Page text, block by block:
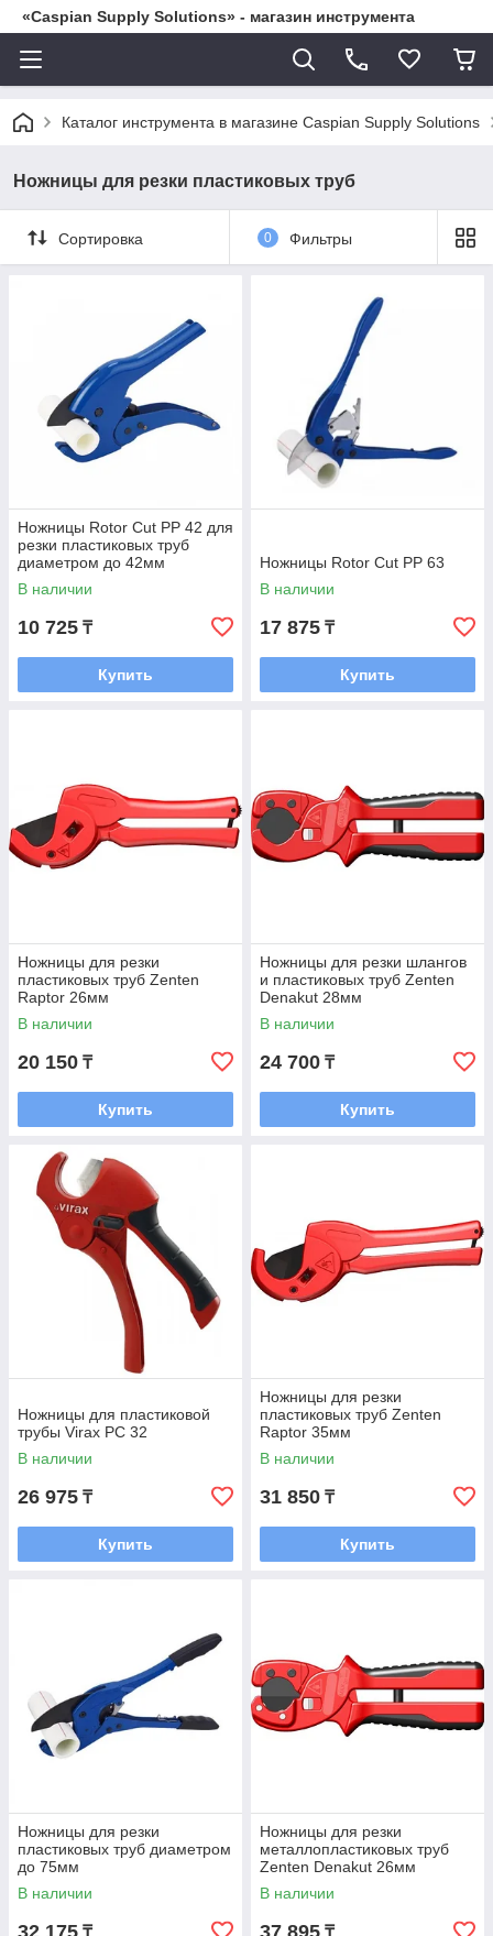
«Caspian Supply Solutions» - магазин инструмента
Каталог инструмента в магазине Caspian Supply Solutions
Ножницы для резки пластиковых труб
Сортировка 0 Фильтры
Ножницы Rotor Cut PP 42 для
резки пластиковых труб
диаметром до 42мм
В наличии
10 725 ₸
Купить
Ножницы Rotor Cut PP 63
В наличии
17 875 ₸
Купить
Ножницы для резки
пластиковых труб Zenten
Raptor 26мм
В наличии
20 150 ₸
Купить
Ножницы для резки шлангов
и пластиковых труб Zenten
Denakut 28мм
В наличии
24 700 ₸
Купить
Ножницы для пластиковой
трубы Virax РС 32
В наличии
26 975 ₸
Купить
Ножницы для резки
пластиковых труб Zenten
Raptor 35мм
В наличии
31 850 ₸
Купить
Ножницы для резки
пластиковых труб диаметром
до 75мм
В наличии
32 175 ₸
Ножницы для резки
металлопластиковых труб
Zenten Denakut 26мм
В наличии
37 895 ₸